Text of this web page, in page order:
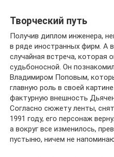
Творческий путь
Получив диплом инженера,
в ряде иностранных фирм. А
случайная встреча, которая
судьбоносной. Он
Владимиром Поповым,
главную роль в своей
фактурную внешность
Согласно сюжету ленты,
1991 году, его персонаж
а вокруг все изменилось,
пустыню, ничем не